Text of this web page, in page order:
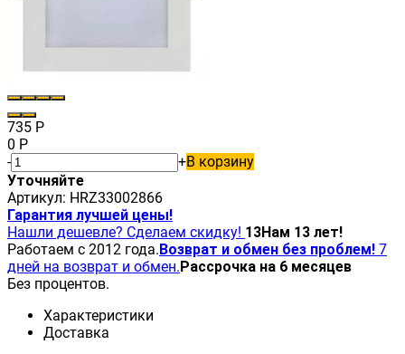
735 Р
0 Р
-
+В корзину
Уточняйте
Артикул: HRZ33002866
Гарантия лучшей цены!
Нашли дешевле? Сделаем скидку! 13Нам 13 лет!
Работаем с 2012 года.Возврат и обмен без проблем! 7
дней на возврат и обмен.Рассрочка на 6 месяцев
Без процентов.
Характеристики
Доставка